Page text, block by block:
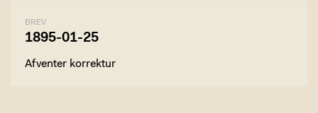
BREV
1895-01-25
Afventer korrektur